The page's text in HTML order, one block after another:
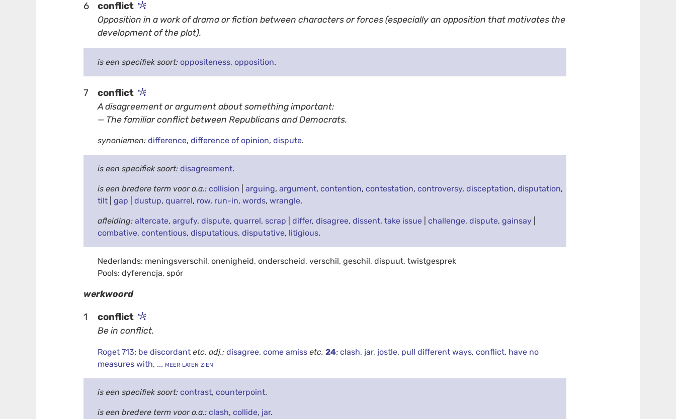
6 conflict
Opposition in a work of drama or fiction between characters or forces (especially an opposition that motivates the
development of the plot).
is een specifiek soort:oppositeness,opposition.
7 conflict
A disagreement or argument about something important:
— The familiar conflict between Republicans and Democrats.
synoniemen: difference,difference of opinion,dispute.
is een specifiek soort:disagreement.
is een bredere term voor o.a.:collision |arguing,argument,contention,contestation,controversy,disceptation,disputation,
tilt |gap |dustup,quarrel, row, run-in,words,wrangle.
afleiding:altercate,argufy,dispute,quarrel,scrap |differ,disagree,dissent,take issue |challenge,dispute,gainsay
combative,contentious,disputatious,disputative, litigious.
Nederlands: meningsverschil, onenigheid, onderscheid, verschil, geschil, dispuut, twistgesprek
Pools: dyferencja, spór
werkwoord
1 conflict
Be in conflict.
Roget 713: be discordantetc. adj.; disagree,come amissetc. 24;clash, jar, jostle, pull different ways,conflict, have no
measures with, ... meer laten zien
is een specifiek soort:contrast,counterpoint.
is een bredere term voor o.a.:clash,collide, jar.